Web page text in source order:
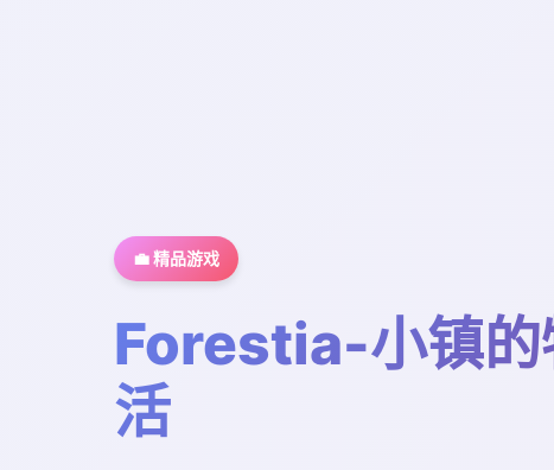
💼 精品游戏
Forestia-小镇的
活